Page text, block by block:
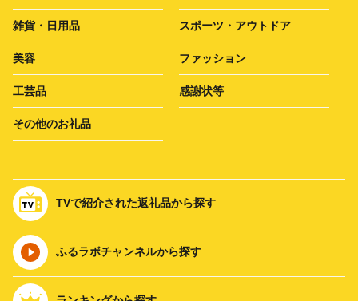
雑貨・日用品 スポーツ・アウトドア
美容 ファッション
工芸品 感謝状等
その他のお礼品
TVで紹介された返礼品から探す
ふるラボチャンネルから探す